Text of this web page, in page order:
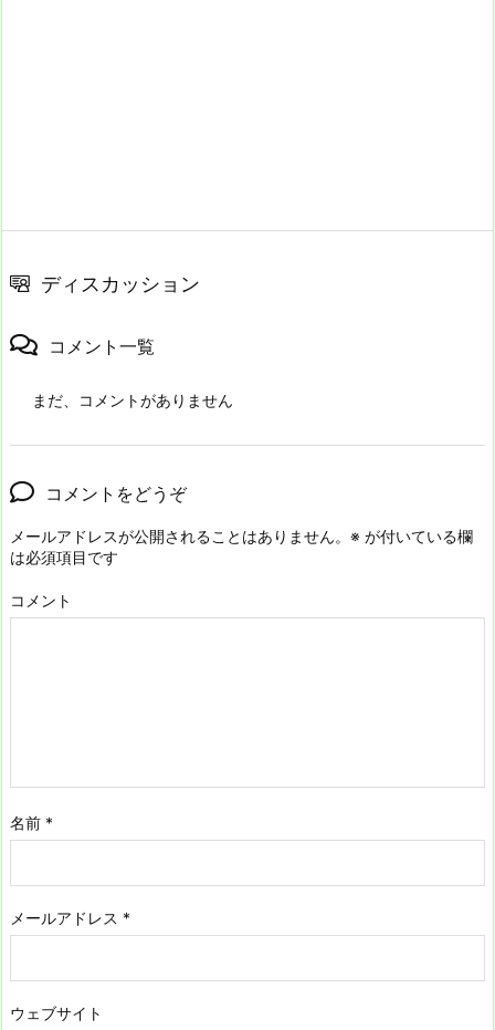
ディスカッション
コメント一覧
まだ、コメントがありません
コメントをどうぞ
メールアドレスが公開されることはありません。 ※ が付いている欄
は必須項目です
コメント
名前 *
メールアドレス *
ウェブサイト